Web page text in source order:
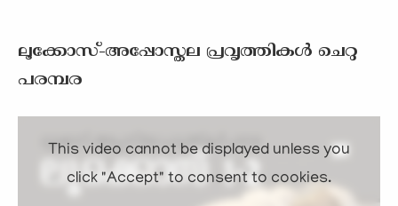
ലൂക്കോസ്-അപ്പോസ്തല പ്രവൃത്തികള്‍ ചെറു
പരമ്പര
This video cannot be displayed unless you
click "Accept" to consent to cookies.